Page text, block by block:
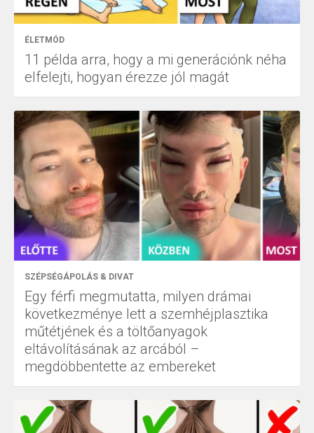
ÉLETMÓD
11 példa arra, hogy a mi generációnk néha
elfelejti, hogyan érezze jól magát
SZÉPSÉGÁPOLÁS & DIVAT
Egy férfi megmutatta, milyen drámai
következménye lett a szemhéjplasztika
műtétjének és a töltőanyagok
eltávolításának az arcából –
megdöbbentette az embereket